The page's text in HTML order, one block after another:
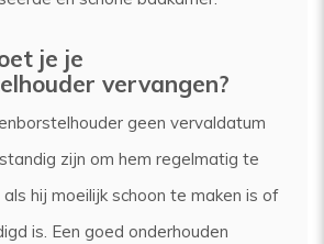
je je
vervangen?
geen vervaldatum
zijn om hem regelmatig te
hij moeilijk schoon te maken is of
is. Een goed onderhouden